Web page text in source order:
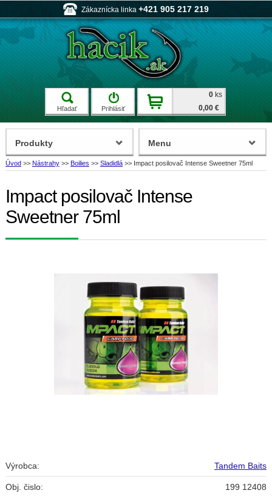
Zákaznícka linka +421 905 217 219
Hľadať Prihlásiť
0 ks
0,00 €
Úvod >> Nástrahy >> Boilies >> Sladidlá >> Impact posilovač Intense Sweetner 75ml
Impact posilovač Intense
Sweetner 75ml
Výrobca: Tandem Baits
Obj. čislo: 199 12408
Produkty Menu